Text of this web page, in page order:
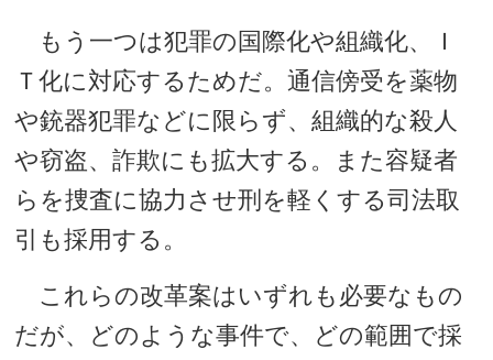
もう一つは犯罪の国際化や組織化、Ｉ
Ｔ化に対応するためだ。通信傍受を薬物
や銃器犯罪などに限らず、組織的な殺人
や窃盗、詐欺にも拡大する。また容疑者
らを捜査に協力させ刑を軽くする司法取
引も採用する。
これらの改革案はいずれも必要なもの
だが、どのような事件で、どの範囲で採